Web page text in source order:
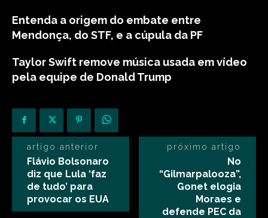
Entenda a origem do embate entre
Mendonça, do STF, e a cúpula da PF
Taylor Swift remove música usada em vídeo
pela equipe de Donald Trump
artigo anterior
Flávio Bolsonaro
diz que Lula ‘faz
de tudo’ para
provocar os EUA
próximo artigo
No
“Gilmarpalooza”,
Gonet elogia
Moraes e
defende PEC da